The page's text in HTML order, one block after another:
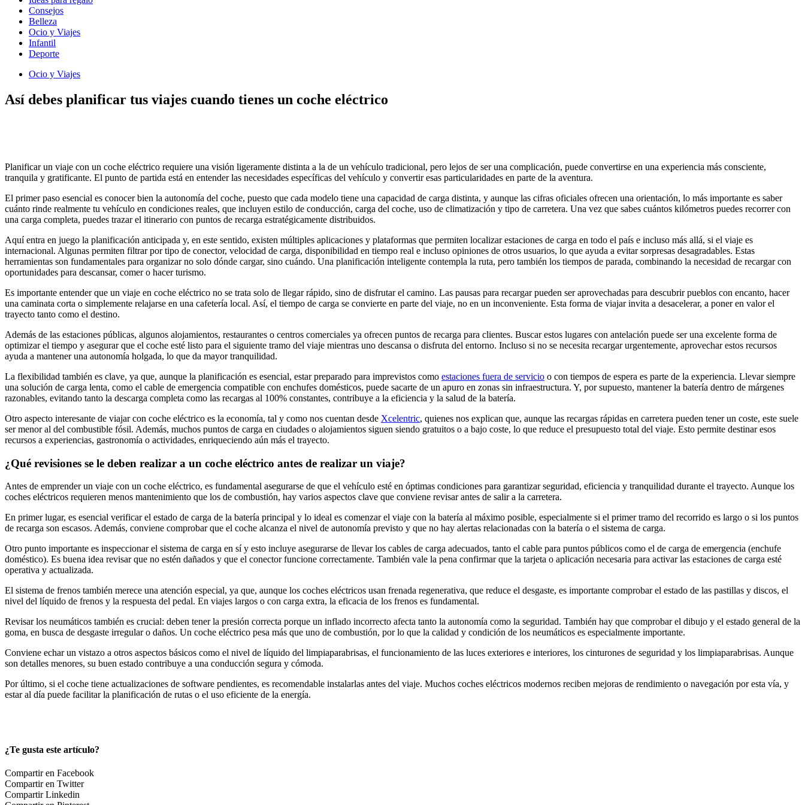
Consejos
Belleza
Ocio y Viajes
Infantil
Deporte
Ocio y Viajes
Así debes planificar tus viajes cuando tienes un coche eléctrico
Planificar un viaje con un coche eléctrico requiere una visión ligeramente distinta a la de un vehículo tradicional, pero lejos de ser una complicación, puede convertirse en una experiencia más consciente,
tranquila y gratificante. El punto de partida está en entender las necesidades específicas del vehículo y convertir esas particularidades en parte de la aventura.
El primer paso esencial es conocer bien la autonomía del coche, puesto que cada modelo tiene una capacidad de carga distinta, y aunque las cifras oficiales ofrecen una orientación, lo más importante es saber
cuánto rinde realmente tu vehículo en condiciones reales, que incluyen estilo de conducción, carga del coche, uso de climatización y tipo de carretera. Una vez que sabes cuántos kilómetros puedes recorrer con
una carga completa, puedes trazar el itinerario con puntos de recarga estratégicamente distribuidos.
Aquí entra en juego la planificación anticipada y, en este sentido, existen múltiples aplicaciones y plataformas que permiten localizar estaciones de carga en todo el país e incluso más allá, si el viaje es
internacional. Algunas permiten filtrar por tipo de conector, velocidad de carga, disponibilidad en tiempo real e incluso opiniones de otros usuarios, lo que ayuda a evitar sorpresas desagradables. Estas
herramientas son fundamentales para organizar no solo dónde cargar, sino cuándo. Una planificación inteligente contempla la ruta, pero también los tiempos de parada, combinando la necesidad de recargar con
oportunidades para descansar, comer o hacer turismo.
Es importante entender que un viaje en coche eléctrico no se trata solo de llegar rápido, sino de disfrutar el camino. Las pausas para recargar pueden ser aprovechadas para descubrir pueblos con encanto, hacer
una caminata corta o simplemente relajarse en una cafetería local. Así, el tiempo de carga se convierte en parte del viaje, no en un inconveniente. Esta forma de viajar invita a desacelerar, a poner en valor el
trayecto tanto como el destino.
Además de las estaciones públicas, algunos alojamientos, restaurantes o centros comerciales ya ofrecen puntos de recarga para clientes. Buscar estos lugares con antelación puede ser una excelente forma de
optimizar el tiempo y asegurar que el coche esté listo para el siguiente tramo del viaje mientras uno descansa o disfruta del entorno. Incluso si no se necesita recargar urgentemente, aprovechar estos recursos
ayuda a mantener una autonomía holgada, lo que da mayor tranquilidad.
La flexibilidad también es clave, ya que, aunque la planificación es esencial, estar preparado para imprevistos como estaciones fuera de servicio o con tiempos de espera es parte de la experiencia. Llevar siempre
una solución de carga lenta, como el cable de emergencia compatible con enchufes domésticos, puede sacarte de un apuro en zonas sin infraestructura. Y, por supuesto, mantener la batería dentro de márgenes
razonables, evitando tanto la descarga completa como las recargas al 100% constantes, contribuye a la eficiencia y la salud de la batería.
Otro aspecto interesante de viajar con coche eléctrico es la economía, tal y como nos cuentan desde Xcelentric, quienes nos explican que, aunque las recargas rápidas en carretera pueden tener un coste, este suele
ser menor al del combustible fósil. Además, muchos puntos de carga en ciudades o alojamientos siguen siendo gratuitos o a bajo coste, lo que reduce el presupuesto total del viaje. Esto permite destinar esos
recursos a experiencias, gastronomía o actividades, enriqueciendo aún más el trayecto.
¿Qué revisiones se le deben realizar a un coche eléctrico antes de realizar un viaje?
Antes de emprender un viaje con un coche eléctrico, es fundamental asegurarse de que el vehículo esté en óptimas condiciones para garantizar seguridad, eficiencia y tranquilidad durante el trayecto. Aunque los
coches eléctricos requieren menos mantenimiento que los de combustión, hay varios aspectos clave que conviene revisar antes de salir a la carretera.
En primer lugar, es esencial verificar el estado de carga de la batería principal y lo ideal es comenzar el viaje con la batería al máximo posible, especialmente si el primer tramo del recorrido es largo o si los puntos
de recarga son escasos. Además, conviene comprobar que el coche alcanza el nivel de autonomía previsto y que no hay alertas relacionadas con la batería o el sistema de carga.
Otro punto importante es inspeccionar el sistema de carga en sí y esto incluye asegurarse de llevar los cables de carga adecuados, tanto el cable para puntos públicos como el de carga de emergencia (enchufe
doméstico). Es buena idea revisar que no estén dañados y que el conector funcione correctamente. También vale la pena confirmar que la tarjeta o aplicación necesaria para activar las estaciones de carga esté
operativa y actualizada.
El sistema de frenos también merece una atención especial, ya que, aunque los coches eléctricos usan frenada regenerativa, que reduce el desgaste, es importante comprobar el estado de las pastillas y discos, el
nivel del líquido de frenos y la respuesta del pedal. En viajes largos o con carga extra, la eficacia de los frenos es fundamental.
Revisar los neumáticos también es crucial: deben tener la presión correcta porque un inflado incorrecto afecta tanto la autonomía como la seguridad. También hay que comprobar el dibujo y el estado general de la
goma, en busca de desgaste irregular o daños. Un coche eléctrico pesa más que uno de combustión, por lo que la calidad y condición de los neumáticos es especialmente importante.
Conviene echar un vistazo a otros aspectos básicos como el nivel de líquido del limpiaparabrisas, el funcionamiento de las luces exteriores e interiores, los cinturones de seguridad y los limpiaparabrisas. Aunque
son detalles menores, su buen estado contribuye a una conducción segura y cómoda.
Por último, si el coche tiene actualizaciones de software pendientes, es recomendable instalarlas antes del viaje. Muchos coches eléctricos modernos reciben mejoras de rendimiento o navegación por esta vía, y
estar al día puede facilitar la planificación de rutas o el uso eficiente de la energía.
¿Te gusta este artículo?
Compartir en Facebook
Compartir en Twitter
Compartir Linkedin